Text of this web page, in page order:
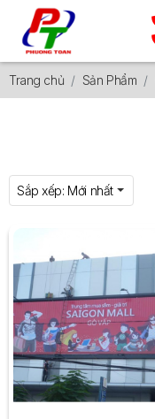
Trang chủ Sản Phẩm
Sắp xếp: Mới nhất